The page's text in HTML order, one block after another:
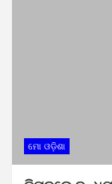
ମୋ ଓଡ଼ିଶା